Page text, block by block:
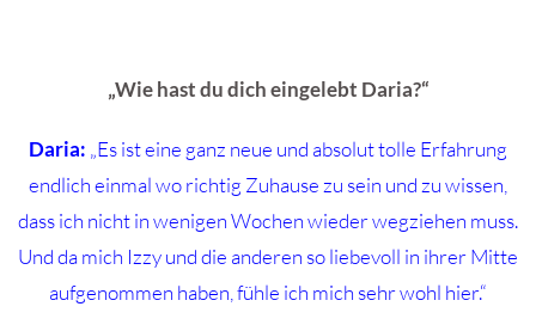
„Wie hast du dich eingelebt Daria?“
Daria: „Es ist eine ganz neue und absolut tolle Erfahrung
endlich einmal wo richtig Zuhause zu sein und zu wissen,
dass ich nicht in wenigen Wochen wieder wegziehen muss.
Und da mich Izzy und die anderen so liebevoll in ihrer Mitte
aufgenommen haben, fühle ich mich sehr wohl hier.“